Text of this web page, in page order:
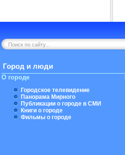
Город и люди
О городе
Городское телевидение
Панорама Мирного
Публикации о городе в СМИ
Книги о городе
Фильмы о городе